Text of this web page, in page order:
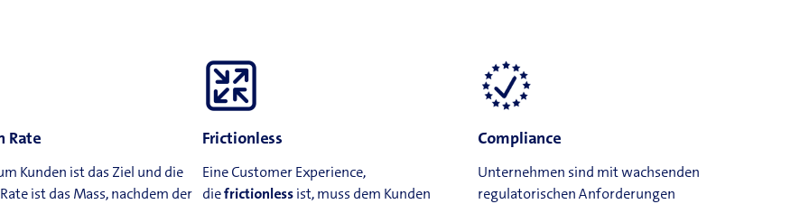
Rate
Kunden ist das Ziel und die
ist das Mass, nachdem der
Frictionless
Eine Customer Experience,
diefrictionlessist, muss dem Kunden
Compliance
Unternehmen sind mit wachsenden
regulatorischen Anforderungen